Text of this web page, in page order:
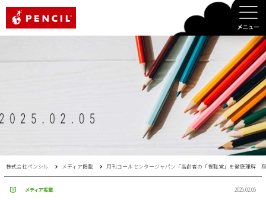
株式会社ペンシル メディア掲載 月刊コールセンタージャパン「高齢者の「視聴覚」を徹底理解
メディア掲載 2025.02.05